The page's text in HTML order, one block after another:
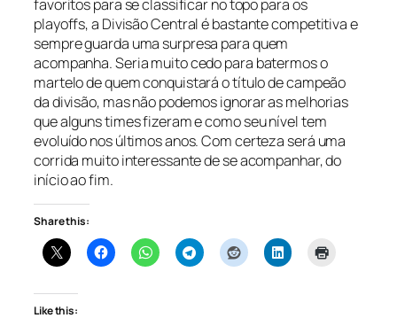
favoritos para se classificar no topo para os
playoffs,a Divisão Central é bastante competitiva e
sempre guarda uma surpresa para quem
acompanha. Seria muito cedo para batermos o
martelo de quem conquistará o título de campeão
da divisão, mas não podemos ignorar as melhorias
que alguns times fizeram e como seu nível tem
evoluído nos últimos anos. Com certeza será uma
corrida muito interessante de se acompanhar, do
início ao fim.
Share this:
Like this: